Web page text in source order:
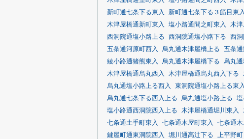
新町通七条下る東入
新町通七条下る３筋目東入
木津屋橋通新町東入
塩小路通間之町東入 木津
西洞院通塩小路上る
西洞院通塩小路下る 西
五条通河原町西入
烏丸通木津屋橋上る 五条
綾小路通猪熊東入
烏丸通木津屋橋下る 烏丸
木津屋橋通烏丸西入
木津屋橋通烏丸西入下る
烏丸通塩小路上る西入
東洞院通塩小路上る東入
烏丸通七条下る西入上る
烏丸通塩小路上る 塩
塩小路通西洞院西入上る
木津屋橋通堀川東入
七条通土手町東入
七条通木屋町東入 七条通
鍵屋町通東洞院西入
堀川通高辻下る 上平野町